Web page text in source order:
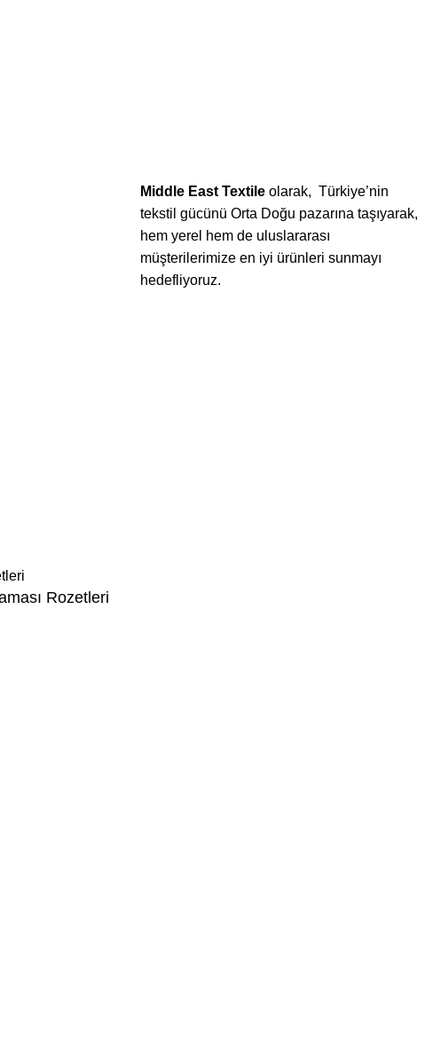
Middle East Textileolarak, Türkiye’nin
tekstil gücünü Orta Doğu pazarına taşıyarak,
hem yerel hem de uluslararası
müşterilerimize en iyi ürünleri sunmayı
hedefliyoruz.
Rozetleri